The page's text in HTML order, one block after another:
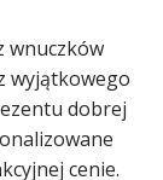
wnuczków
wyjątkowego
dobrej
cenie.